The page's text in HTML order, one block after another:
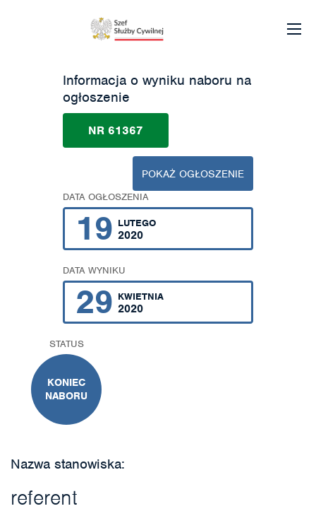
Informacja o wyniku naboru na
ogłoszenie
NR 61367
POKAŻ OGŁOSZENIE
DATA OGŁOSZENIA
19 LUTEGO
2020
DATA WYNIKU
29 KWIETNIA
2020
STATUS
KONIEC
NABORU
Nazwa stanowiska:
referent